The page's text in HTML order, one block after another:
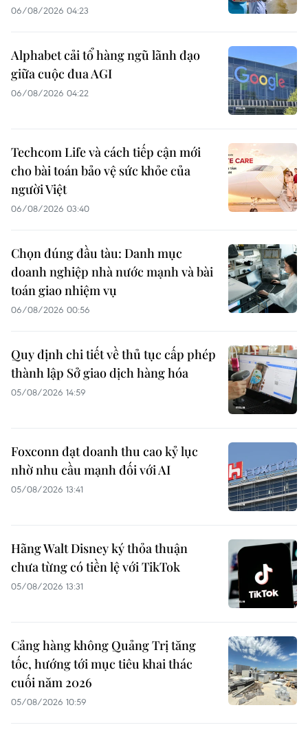
06/08/2026 04:23
Alphabet cải tổ hàng ngũ lãnh đạo
giữa cuộc đua AGI
06/08/2026 04:22
Techcom Life và cách tiếp cận mới
cho bài toán bảo vệ sức khỏe của
người Việt
06/08/2026 03:40
Chọn đúng đầu tàu: Danh mục
doanh nghiệp nhà nước mạnh và bài
toán giao nhiệm vụ
06/08/2026 00:56
Quy định chi tiết về thủ tục cấp phép
thành lập Sở giao dịch hàng hóa
05/08/2026 14:59
Foxconn đạt doanh thu cao kỷ lục
nhờ nhu cầu mạnh đối với AI
05/08/2026 13:41
Hãng Walt Disney ký thỏa thuận
chưa từng có tiền lệ với TikTok
05/08/2026 13:31
Cảng hàng không Quảng Trị tăng
tốc, hướng tới mục tiêu khai thác
cuối năm 2026
05/08/2026 10:59